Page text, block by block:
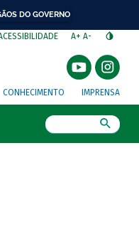
DO GOVERNO
A+ A-
CONHECIMENTO IMPRENSA